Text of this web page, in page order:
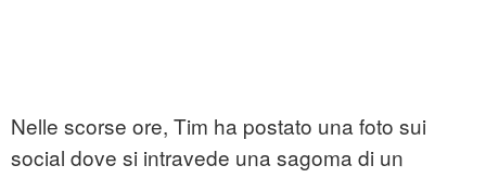
Nelle scorse ore, Tim ha postato una foto sui
social dove si intravede una sagoma di un